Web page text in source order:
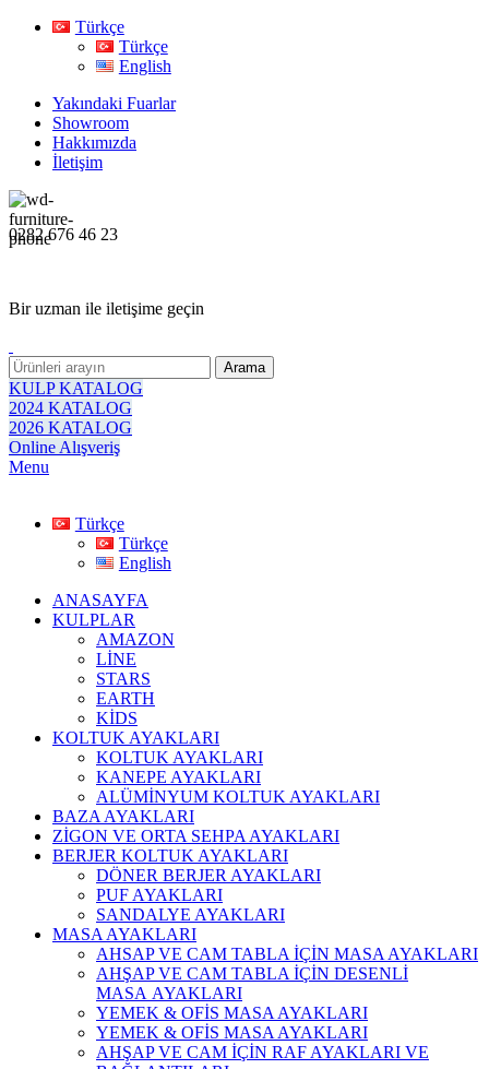
Türkçe
Türkçe
English
Yakındaki Fuarlar
Showroom
Hakkımızda
İletişim
0282 676 46 23
Bir uzman ile iletişime geçin
Arama
KULP KATALOG
2024 KATALOG
2026 KATALOG
Online Alışveriş
Menu
Türkçe
Türkçe
English
ANASAYFA
KULPLAR
AMAZON
LİNE
STARS
EARTH
KİDS
KOLTUK AYAKLARI
KOLTUK AYAKLARI
KANEPE AYAKLARI
ALÜMİNYUM KOLTUK AYAKLARI
BAZA AYAKLARI
ZİGON VE ORTA SEHPA AYAKLARI
BERJER KOLTUK AYAKLARI
DÖNER BERJER AYAKLARI
PUF AYAKLARI
SANDALYE AYAKLARI
MASA AYAKLARI
AHSAP VE CAM TABLA İÇİN MASA AYAKLARI
AHŞAP VE CAM TABLA İÇİN DESENLİ
MASA AYAKLARI
YEMEK & OFİS MASA AYAKLARI
YEMEK & OFİS MASA AYAKLARI
AHŞAP VE CAM İÇİN RAF AYAKLARI VE